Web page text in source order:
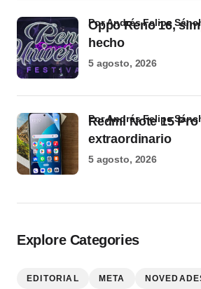
Oppo Reno 16,
hecho
por Andrés Felipe
5 agosto, 2026
Redmi Note 15
extraordinario
por Andrés Felipe
5 agosto, 2026
Explore Categories
EDITORIAL META